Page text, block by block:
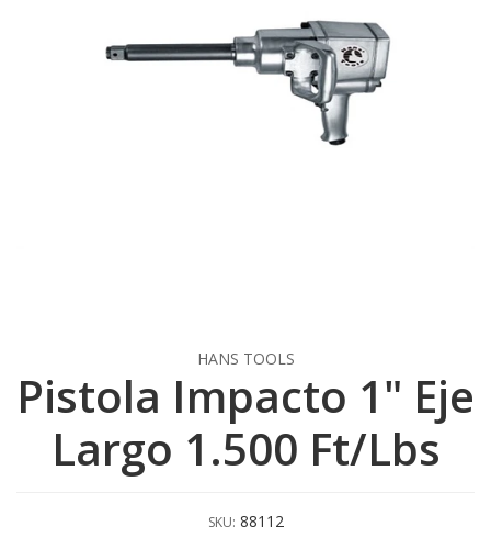
HANS TOOLS
Pistola Impacto 1" Eje
Largo 1.500 Ft/Lbs
SKU: 88112